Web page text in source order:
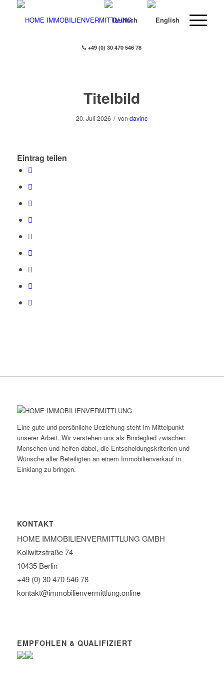
+49 (0) 30 470 546 78
Titelbild
20. Juli 2026 / vondavinc
Eintrag teilen
Eine gute und persönliche Beziehung steht im Mittelpunkt
unserer Arbeit. Wir verstehen uns als Bindeglied zwischen
Menschen und helfen dabei, die Entscheidungskriterien und
Wünsche aller Beteiligten an einem Immobilienverkauf in
Einklang zu bringen.
KONTAKT
HOME IMMOBILIEN­VERMITTLUNG GMBH
Kollwitzstraße 74
10435 Berlin
+49 (0) 30 470 546 78
kontakt@immobilien­vermittlung.online
EMPFOHLEN & QUALIFIZIERT